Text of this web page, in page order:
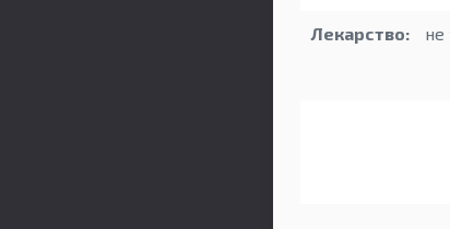
Лекарство: не